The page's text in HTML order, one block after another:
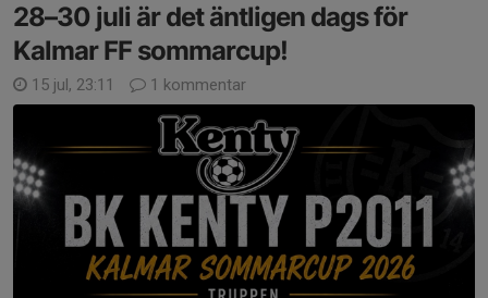
28–30 juli är det äntligen dags för
Kalmar FF sommarcup!
15 jul, 23:11 1 kommentar